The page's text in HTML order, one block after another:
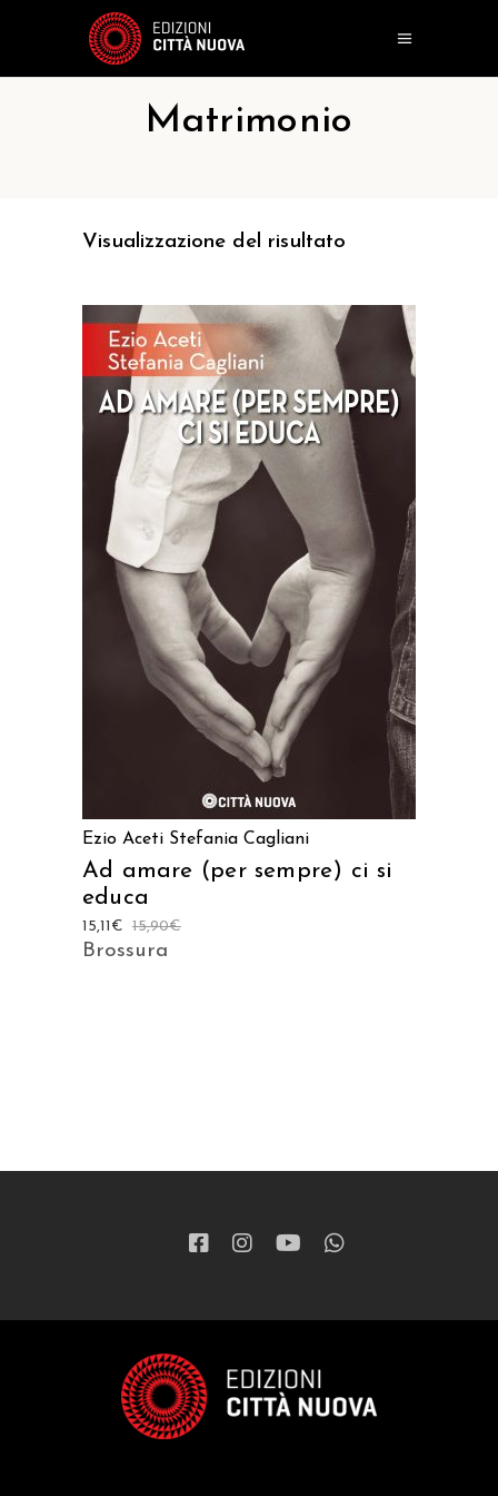
Matrimonio
Visualizzazione del risultato
AGGIUNGI AL CARRELLO
Ezio Aceti Stefania Cagliani
Ad amare (per sempre) ci si
educa
15,90€
15,11 €
Brossura